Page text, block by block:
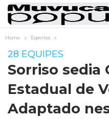
Home Esportes
28 EQUIPES
Sorriso sedia
Estadual de
Adaptado